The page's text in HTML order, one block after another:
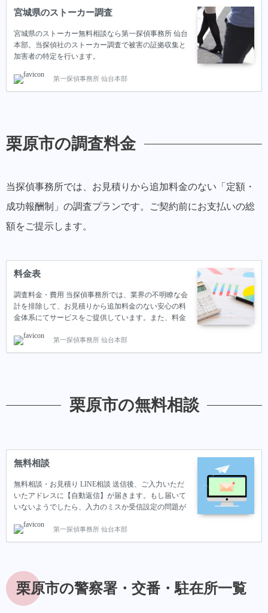
宮城県のストーカー調査
宮城県のストーカー無料相談なら第一探偵事務所 仙台
本部。当探偵社のストーカー調査で被害の証拠収集と
加害者の特定を行います。
第一探偵事務所 仙台本部
栗原市の調査料金
当探偵事務所では、お見積りから追加料金のない「定額・
成功報酬制」の調査プランです。ご契約前にお支払いの総
額をご提示します。
料金表
調査料金・費用 当探偵事務所では、業界の不明瞭な会
計を排除して、お見積りから追加料金のない安心の料
金体系にてサービスをご提供しています。また、料金
金と併せて、当探偵事務所が格安で調査が可能な理由
をご紹介いたします。 不倫・浮気調査の料金 当探偵
推測できる際におすすめのプランです。 一方で、成功
報酬制のプランでは「浮気していることは明らかでは
第一探偵事務所 仙台本部
栗原市の無料相談
無料相談
無料相談・お見積り LINE相談 送信後、ご入力いただ
いたアドレスに【自動返信】が届きます。もし届いて
いないようでしたら、入力のミスか受信設定の問題が
か下記アドレスまでご連絡いただけますと幸いです。
E-mail:daiichi.tantei@gmail.com プライバシーポリシー ■
注意を払っています。■ 個人情報の管理・保有プライ
バシー尊重の観点から、個人情報は保護すべき重要な
情報であると認識し、ご利用のお客様の個人情報を収
第一探偵事務所 仙台本部
栗原市の警察署・交番・駐在所一覧